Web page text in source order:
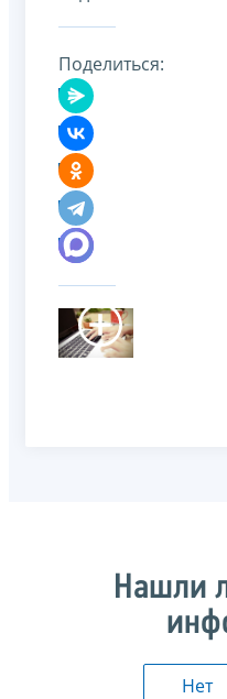
Поделиться:
Нашли
Нет